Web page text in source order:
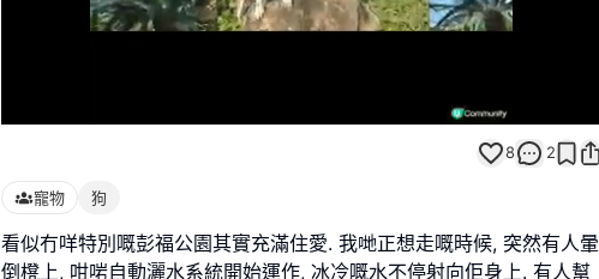
100.00%
8 2
寵物 狗
看似冇咩特別嘅彭福公園其實充滿住愛. 我哋正想走嘅時候, 突然有人暈
倒櫈上, 咁啱自動灑水系統開始運作, 冰冷嘅水不停射向佢身上. 有人幫